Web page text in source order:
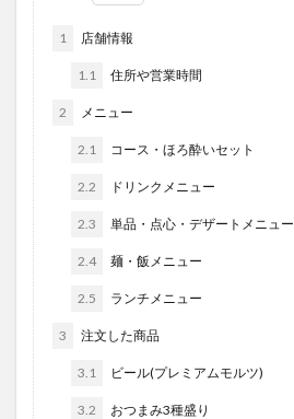
1 店舗情報
1.1 住所や営業時間
2 メニュー
2.1 コース・ほろ酔いセット
2.2 ドリンクメニュー
2.3 単品・点心・デザートメニュー
2.4 麺・飯メニュー
2.5 ランチメニュー
3 注文した商品
3.1 ビール(プレミアムモルツ)
3.2 おつまみ3種盛り